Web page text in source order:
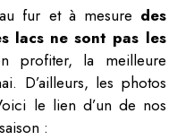
fur et à mesure des
lacs ne sont pas les
profiter, la meilleure
D’ailleurs, les photos
le lien d’un de nos
: